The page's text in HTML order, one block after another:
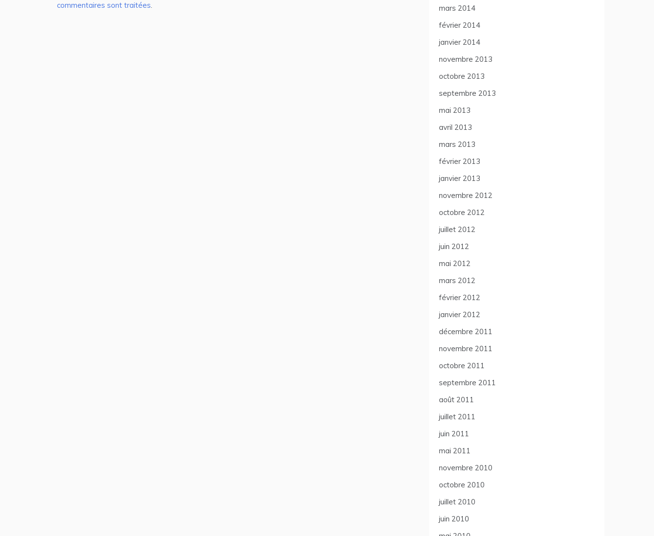
commentaires sont traitées.
mars 2014
février 2014
janvier 2014
novembre 2013
octobre 2013
septembre 2013
mai 2013
avril 2013
mars 2013
février 2013
janvier 2013
novembre 2012
octobre 2012
juillet 2012
juin 2012
mai 2012
mars 2012
février 2012
janvier 2012
décembre 2011
novembre 2011
octobre 2011
septembre 2011
août 2011
juillet 2011
juin 2011
mai 2011
novembre 2010
octobre 2010
juillet 2010
juin 2010